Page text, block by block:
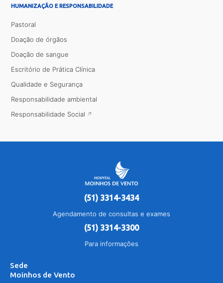
HUMANIZAÇÃO E RESPONSABILIDADE
Pastoral
Doação de órgãos
Doação de sangue
Escritório de Prática Clínica
Qualidade e Segurança
Responsabilidade ambiental
Responsabilidade Social
(51) 3314-3434
Agendamento de consultas e exames
(51) 3314-3300
Para informações
Sede
Moinhos de Vento